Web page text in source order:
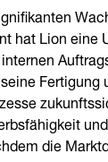
hat Lion eine
Fertigung
die